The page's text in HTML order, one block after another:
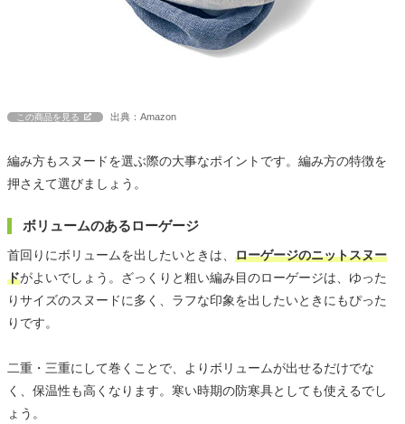
この商品を見る 出典：Amazon
編み方もスヌードを選ぶ際の大事なポイントです。編み方の特徴を
押さえて選びましょう。
ボリュームのあるローゲージ
首回りにボリュームを出したいときは、 ローゲージのニットスヌー
ドがよいでしょう。ざっくりと粗い編み目のローゲージは、ゆった
りサイズのスヌードに多く、ラフな印象を出したいときにもぴった
りです。
二重・三重にして巻くことで、よりボリュームが出せるだけでな
く、保温性も高くなります。寒い時期の防寒具としても使えるでし
ょう。